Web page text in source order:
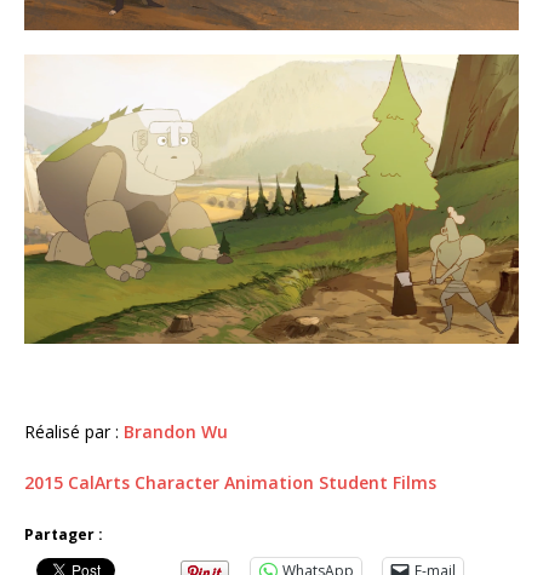
Réalisé par : Brandon Wu
2015 CalArts Character Animation Student Films
Partager :
WhatsApp
E-mail